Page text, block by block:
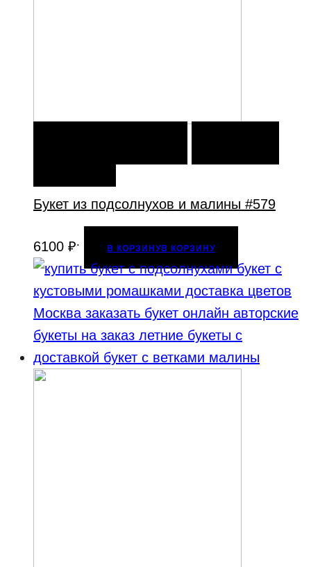
Букет из подсолнухов и малины #579
6100 ₽. В КОРЗИНУВ КОРЗИНУ